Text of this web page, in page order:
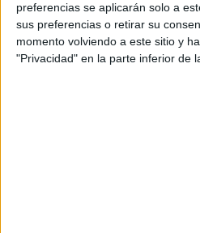
preferencias se aplicarán solo a
sus preferencias o retirar su
momento volviendo a este sitio y
"Privacidad" en la parte inferior de
Términos y
Aceptolos Términos y